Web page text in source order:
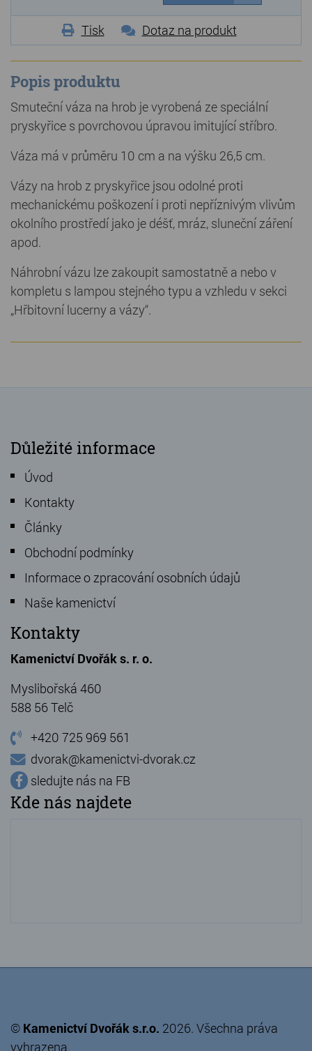
Tisk Dotaz na produkt
Popis produktu
Smuteční váza na hrob je vyrobená ze speciální
pryskyřice s povrchovou úpravou imitující stříbro.
Váza má v průměru 10 cm a na výšku 26,5 cm.
Vázy na hrob z pryskyřice jsou odolné proti
mechanickému poškození i proti nepříznivým vlivům
okolního prostředí jako je déšť, mráz, sluneční záření
apod.
Náhrobní vázu lze zakoupit samostatně a nebo v
kompletu s lampou stejného typu a vzhledu v sekci
„Hřbitovní lucerny a vázy“.
Důležité informace
Úvod
Kontakty
Články
Obchodní podmínky
Informace o zpracování osobních údajů
Naše kamenictví
Kontakty
Kamenictví Dvořák s. r. o.
Myslibořská 460
588 56 Telč
+420 725 969 561
dvorak@kamenictvi-dvorak.cz
sledujte nás na FB
Kde nás najdete
© Kamenictví Dvořák s.r.o. 2026. Všechna práva
vyhrazena.